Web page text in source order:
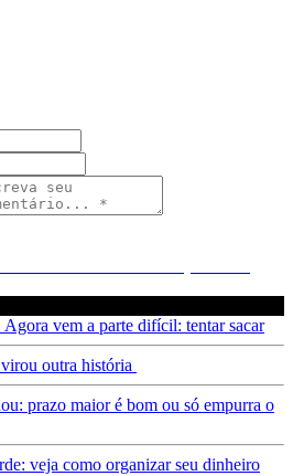
vem a parte difícil: tentar sacar
outra história
prazo maior é bom ou só empurra o
veja como organizar seu dinheiro